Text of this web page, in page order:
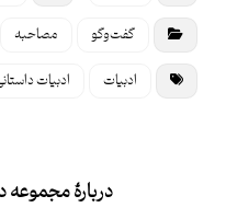
گفت‌وگو مصاحبه
ادبیات ادبیات
دربارۀ مجموعه